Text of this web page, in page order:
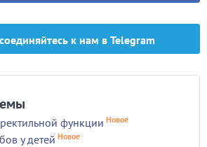
к нам в Telegram
функции Новое
у детей Новое